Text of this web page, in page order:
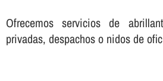
Ofrecemos servicios de
privadas, despachos o nidos de